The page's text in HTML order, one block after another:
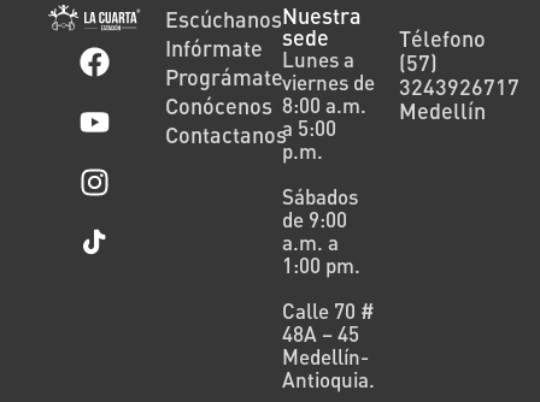
Escúchanos
Infórmate
Prográmate
Conócenos
Contactanos
Nuestra
sede
Lunes a
viernes de
8:00 a.m.
a 5:00
p.m.
Sábados
de 9:00
a.m. a
1:00 pm.
Calle 70 #
48A – 45
Medellín-
Antioquia.
Télefono
(57)
3243926717
Medellín